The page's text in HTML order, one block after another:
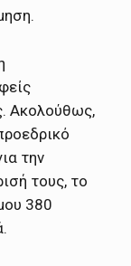
Ακολούθως,
την
τους, το
380